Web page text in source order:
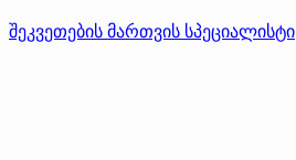
შეკვეთების მართვის სპეციალისტი